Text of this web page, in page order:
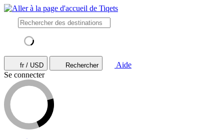
fr / USD Rechercher
Aide
Se connecter